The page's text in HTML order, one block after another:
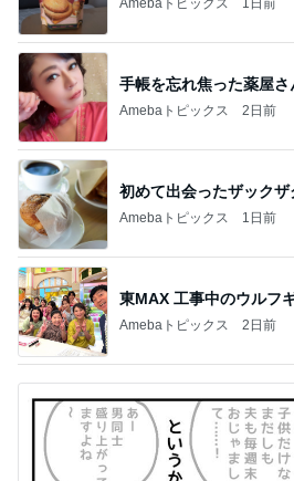
手帳を忘れ焦った薬屋
Amebaトピックス 2日前
初めて出会ったザック
Amebaトピックス 1日前
東MAX 工事中のウルフ
Amebaトピックス 2日前